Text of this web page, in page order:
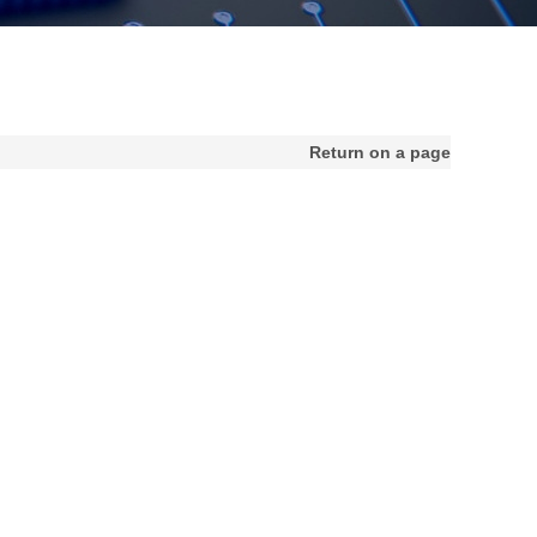
Return on a page